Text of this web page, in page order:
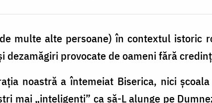
multe alte persoane) în contextul istoric
dezamăgiri provocate de oameni fără
noastră a întemeiat Biserica, nici
mai „inteligenți” ca să-L alunge pe